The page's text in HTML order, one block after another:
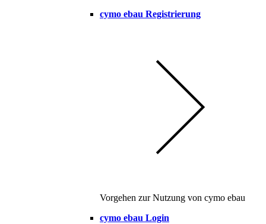
cymo ebau Registrierung
Vorgehen zur Nutzung von cymo ebau
cymo ebau Login